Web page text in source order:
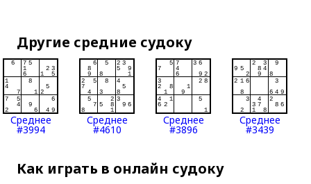
Другие средние судоку
Среднее
#3994
Среднее
#4610
Среднее
#3896
Среднее
#3439
Как играть в онлайн судоку